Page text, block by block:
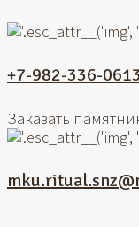
+7-982-336-0613
Заказать